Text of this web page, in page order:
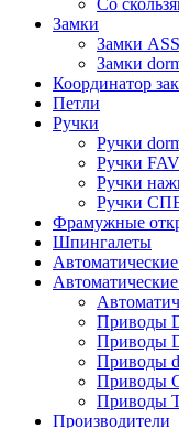
Со
Замки
Замки
Замки
Координатор
Петли
Ручки
Ручки
Ручки
Ручки
Ручки
Фрамужные
Шпингалеты
Приводы
Приводы
Приводы
Приводы
Приводы
Производители